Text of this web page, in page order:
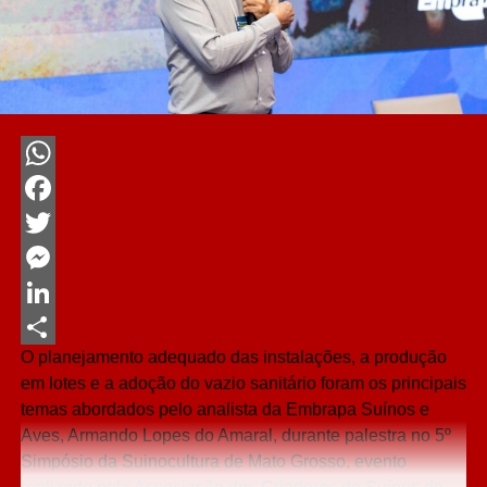
WhatsApp
Facebook
Twitter
Messenger
LinkedIn
Share
O planejamento adequado das instalações, a produção
em lotes e a adoção do vazio sanitário foram os principais
temas abordados pelo analista da Embrapa Suínos e
Aves, Armando Lopes do Amaral, durante palestra no 5º
Simpósio da Suinocultura de Mato Grosso, evento